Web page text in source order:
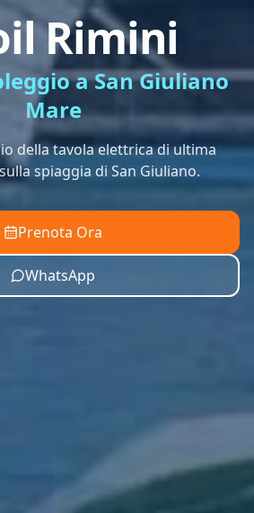
Rimini
a San Giuliano
Mare
della tavola elettrica di ultima
spiaggia di San Giuliano.
Prenota Ora
WhatsApp